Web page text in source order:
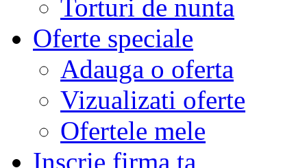
Torturi de nunta
Oferte speciale
Adauga o oferta
Vizualizati oferte
Ofertele mele
Inscrie firma ta